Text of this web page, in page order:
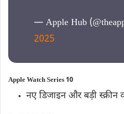
— Apple Hub
2025
Apple Watch Series 10
नए डिजाइन और बड़ी स्क्रीन